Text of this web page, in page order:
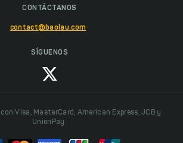
CONTÁCTANOS
contact@baolau.com
SÍGUENOS
Visa, MasterCard, American Express, JCB y
UnionPay.